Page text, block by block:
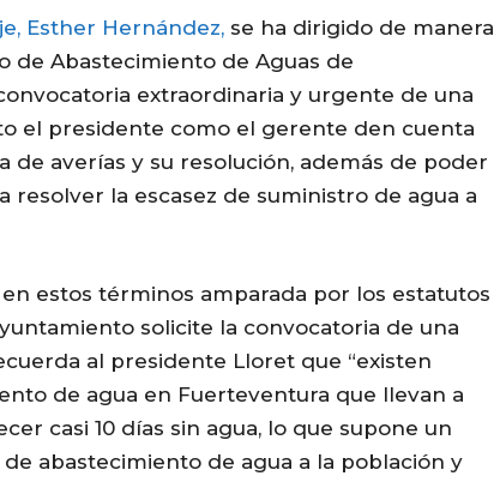
Esther Hernández, se ha dirigido de manera
de Abastecimiento de Aguas de
extraordinaria y urgente de una
el presidente como el gerente den cuenta
de averías y su resolución, además de poder
resolver la escasez de suministro de agua a
estos términos amparada por los estatutos
solicite la convocatoria de una
al presidente Lloret que “existen
de agua en Fuerteventura que llevan a
casi 10 días sin agua, lo que supone un
abastecimiento de agua a la población y